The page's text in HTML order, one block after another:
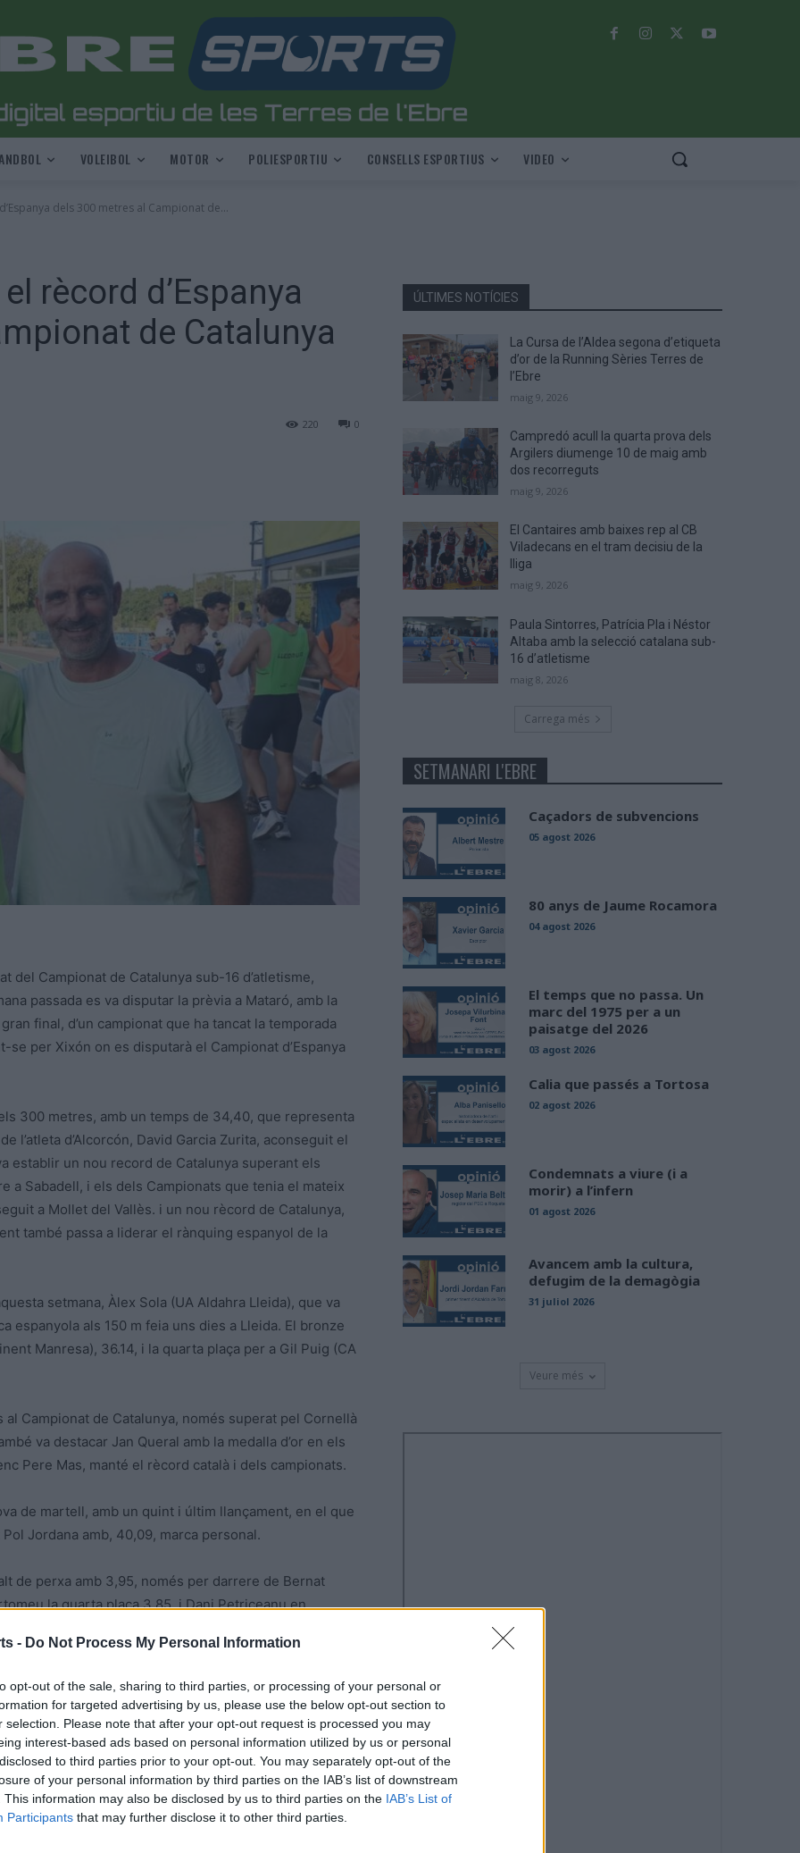
- Do Not Process My Personal Information
opt-out of the sale, sharing to third parties, or processing of your personal or
for targeted advertising by us, please use the below opt-out section to
selection. Please note that after your opt-out request is processed you may
interest-based ads based on personal information utilized by us or personal
to third parties prior to your opt-out. You may separately opt-out of the
of your personal information by third parties on the IAB’s list of downstream
This information may also be disclosed by us to third parties on the IAB’s List of
Participants that may further disclose it to other third parties.
VOLEIBOL MOTOR POLIESPORTIU CONSELLS ESPORTIUS VIDEO
dels 300 metres al Campionat de...
rècord d’Espanya
de Catalunya
0
220
Campionat de Catalunya sub-16 d’atletisme,
passada es va disputar la prèvia a Mataró, amb la
final, d’un campionat que ha tancat la temporada
per Xixón on es disputarà el Campionat d’Espanya
300 metres, amb un temps de 34,40, que representa
l’atleta d’Alcorcón, David Garcia Zurita, aconseguit el
establir un nou record de Catalunya superant els
a Sabadell, i els dels Campionats que tenia el mateix
a Mollet del Vallès. i un nou rècord de Catalunya,
també passa a liderar el rànquing espanyol de la
setmana, Àlex Sola (UA Aldahra Lleida), que va
espanyola als 150 m feia uns dies a Lleida. El bronze
Manresa), 36.14, i la quarta plaça per a Gil Puig (CA
Campionat de Catalunya, només superat pel Cornellà
va destacar Jan Queral amb la medalla d’or en els
Pere Mas, manté el rècord català i dels campionats.
de martell, amb un quint i últim llançament, en el que
Jordana amb, 40,09, marca personal.
de perxa amb 3,95, només per darrere de Bernat
la quarta plaça 3,85, i Dani Petriceanu en
amb triomf millorant també marca personal i dels
con continua en possessió del record català,
llançament de martell amb 46,03, per darrere d’Aina
El Vendrell), 48,51. També va ocupar el tercer lloc
tanques, amb 46.65, amb primer i segon lloc de
(GA Lluïsos Mataró), 44,94, també amb millora de les
amb 43.78.
ÚLTIMES NOTÍCIES
La Cursa de l’Aldea segona d’etiqueta
d’or de la Running Sèries Terres de
l’Ebre
maig 9, 2026
Campredó acull la quarta prova dels
Argilers diumenge 10 de maig amb
dos recorreguts
maig 9, 2026
El Cantaires amb baixes rep al CB
Viladecans en el tram decisiu de la
lliga
maig 9, 2026
Paula Sintorres, Patrícia Pla i Néstor
Altaba amb la selecció catalana sub-
16 d’atletisme
maig 8, 2026
Carrega més
SETMANARI L'EBRE
Caçadors de subvencions
05 agost 2026
80 anys de Jaume Rocamora
04 agost 2026
El temps que no passa. Un
marc del 1975 per a un
paisatge del 2026
03 agost 2026
Calia que passés a Tortosa
02 agost 2026
Condemnats a viure (i a
morir) a l’infern
01 agost 2026
Avancem amb la cultura,
defugim de la demagògia
31 juliol 2026
Veure més